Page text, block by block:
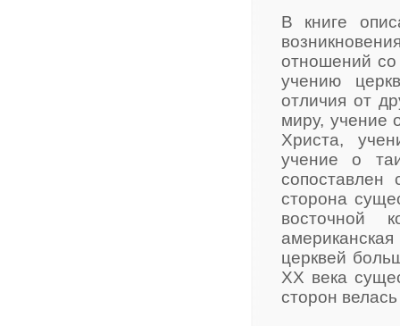
В книге
отношений со
учению
отличия от
миру, учение
Христа,
учение о
сопоставлен
сторона
восточной
церквей
ХХ века
сторон